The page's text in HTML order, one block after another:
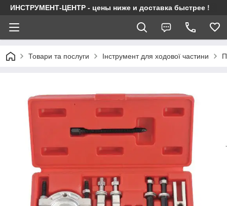
ИНСТРУМЕНТ-ЦЕНТР - цены ниже и доставка быстрее !
Товари та послуги Інструмент для ходової частини